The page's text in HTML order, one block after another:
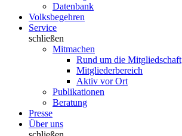
Datenbank
Volksbegehren
Service
schließen
Mitmachen
Rund um die Mitgliedschaft
Mitgliederbereich
Aktiv vor Ort
Publikationen
Beratung
Presse
Über uns